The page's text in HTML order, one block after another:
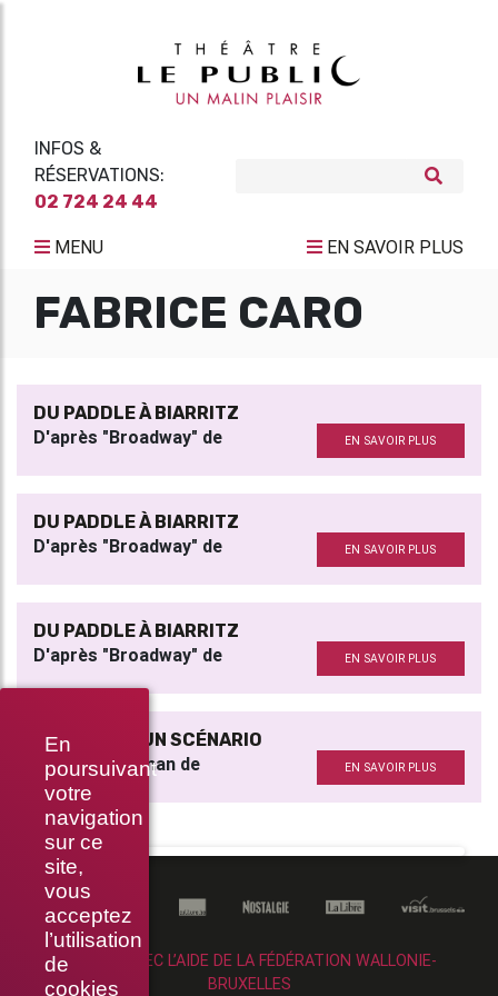
En
poursuivant
votre
navigation
sur ce
site,
vous
acceptez
l’utilisation
de
cookies
INFOS &
RÉSERVATIONS:
02 724 24 44
MENU EN SAVOIR PLUS
FABRICE CARO
DU PADDLE À BIARRITZ
D'après "Broadway" de EN SAVOIR PLUS
DU PADDLE À BIARRITZ
D'après "Broadway" de EN SAVOIR PLUS
DU PADDLE À BIARRITZ
D'après "Broadway" de EN SAVOIR PLUS
JOURNAL D’UN SCÉNARIO
D'après le roman de EN SAVOIR PLUS
RÉALISÉ AVEC L’AIDE DE LA FÉDÉRATION WALLONIE-
BRUXELLES